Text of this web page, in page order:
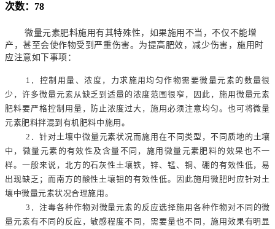
次数：78
微量元素肥料施用有其特殊性，如果施用不当，不仅不能增
产，甚至会使作物受到严重伤害。为提高肥效，减少伤害，施用时
应注意如下事项：
1 ．控制用量、浓度，力求施用均匀作物需要微量元素的数量很
少，许多微量元素从缺乏到适量的浓度范围很窄，因此，施用微量元素
肥料要严格控制用量，防止浓度过大，施用必须注意均匀。也可将微量
元素肥料拌混到有机肥料中施用。
2 ．针对土壤中微量元素状况而施用在不同类型，不同质地的土壤
中，微量元素的有效性及含量不同，施用微量元素肥料的效果也不一
样。一般来说，北方的石灰性土壤铁，锌、锰、铜、硼的有效性低，易
出现缺乏；而南方的酸性土壤钼的有效性低。因此施用微肥时应针对土
壤中微量元素状况合理施用。
3 ．注毒各种作物对微量元素的反应选择施用各种作物对不同的微
量元素有不同的反应，敏感程度不同，需要量也不同，施用效果有明显